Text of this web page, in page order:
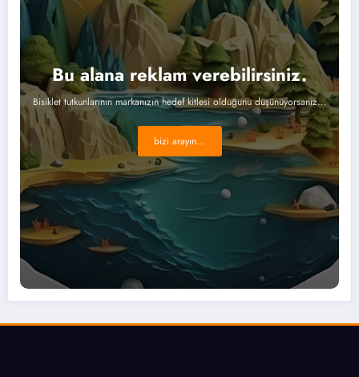
Bu alana reklam verebilirsiniz.
Bisiklet tutkunlarının markanızın hedef kitlesi olduğunu düşünüyorsanız...
bizi arayın...